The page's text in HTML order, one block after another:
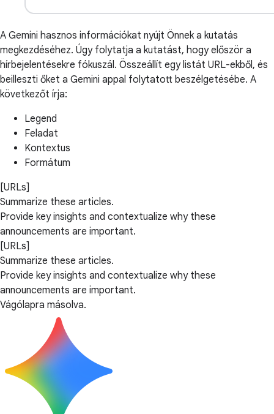
A Gemini hasznos információkat nyújt Önnek a kutatás
megkezdéséhez. Úgy folytatja a kutatást, hogy először a
hírbejelentésekre fókuszál. Összeállít egy listát URL-ekből, és
beilleszti őket a Gemini appal folytatott beszélgetésébe. A
következőt írja:
Legend
Feladat
Kontextus
Formátum
[URLs]
Summarize these articles.
Provide key insights and contextualize why these
announcements are important.
[URLs]
Summarize these articles.
Provide key insights and contextualize why these
announcements are important.
Vágólapra másolva.